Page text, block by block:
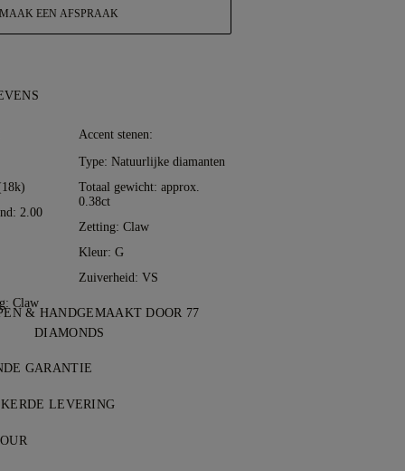
MAAK EEN AFSPRAAK
2.00
Claw
Accent stenen:
Type: Natuurlijke diamanten
Totaal gewicht: approx.
0.38ct
Zetting: Claw
Kleur: G
Zuiverheid: VS
& HANDGEMAAKT DOOR 77
DIAMONDS
tot leven gebracht
GARANTIE
bij 77 Diamonds ontvang je een
Zie onze
LEVERING
zijn gratis, ongeacht waar u woont.